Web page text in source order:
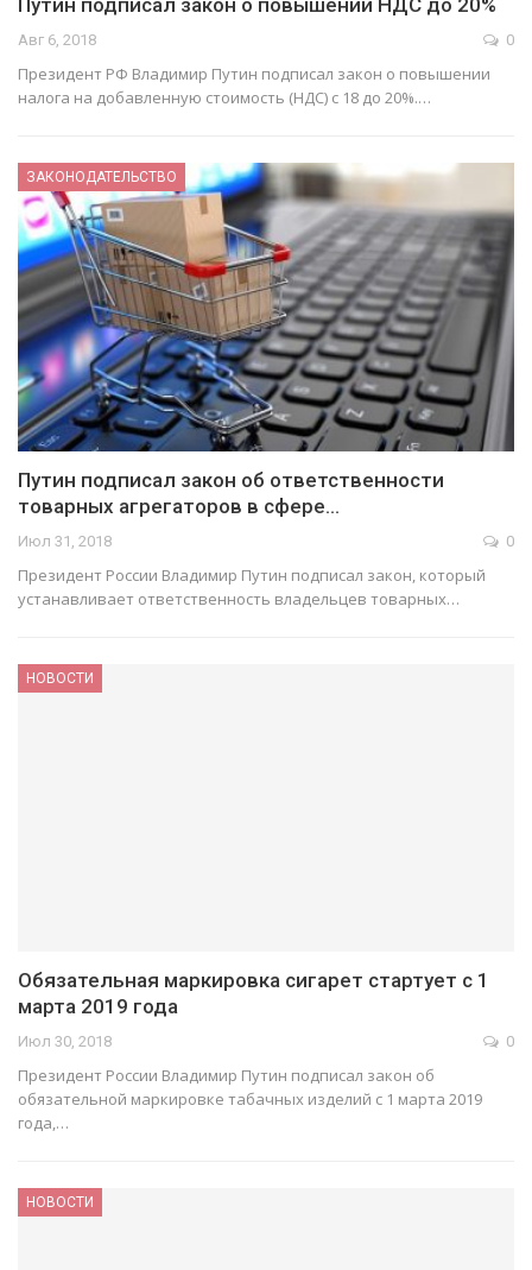
Путин подписал закон о повышении НДС до 20%
Авг 6, 2018 0
Президент РФ Владимир Путин подписал закон о повышении
налога на добавленную стоимость (НДС) с 18 до 20%.…
ЗАКОНОДАТЕЛЬСТВО
Путин подписал закон об ответственности
товарных агрегаторов в сфере…
Июл 31, 2018 0
Президент России Владимир Путин подписал закон, который
устанавливает ответственность владельцев товарных…
НОВОСТИ
Обязательная маркировка сигарет стартует с 1
марта 2019 года
Июл 30, 2018 0
Президент России Владимир Путин подписал закон об
обязательной маркировке табачных изделий с 1 марта 2019
года,…
НОВОСТИ